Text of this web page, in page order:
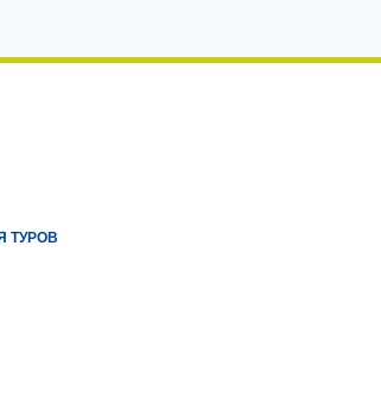
ТУРОВ